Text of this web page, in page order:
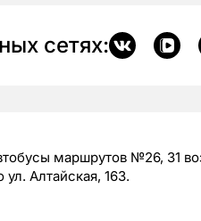
сетях:
маршрутов №26, 31
Алтайская, 163.